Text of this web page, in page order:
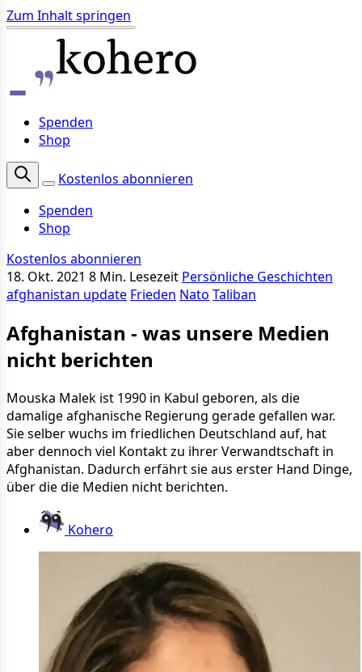
Zum Inhalt springen
Spenden
Shop
Kostenlos abonnieren
Spenden
Shop
Kostenlos abonnieren
18. Okt. 2021 8 Min. Lesezeit Persönliche Geschichten
afghanistan update Frieden Nato Taliban
Afghanistan - was unsere Medien
nicht berichten
Mouska Malek ist 1990 in Kabul geboren, als die
damalige afghanische Regierung gerade gefallen war.
Sie selber wuchs im friedlichen Deutschland auf, hat
aber dennoch viel Kontakt zu ihrer Verwandtschaft in
Afghanistan. Dadurch erfährt sie aus erster Hand Dinge,
über die die Medien nicht berichten.
Kohero